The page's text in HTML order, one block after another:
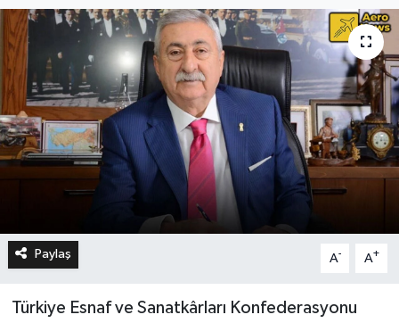
Paylaş A- A+
Türkiye Esnaf ve Sanatkârları Konfederasyonu